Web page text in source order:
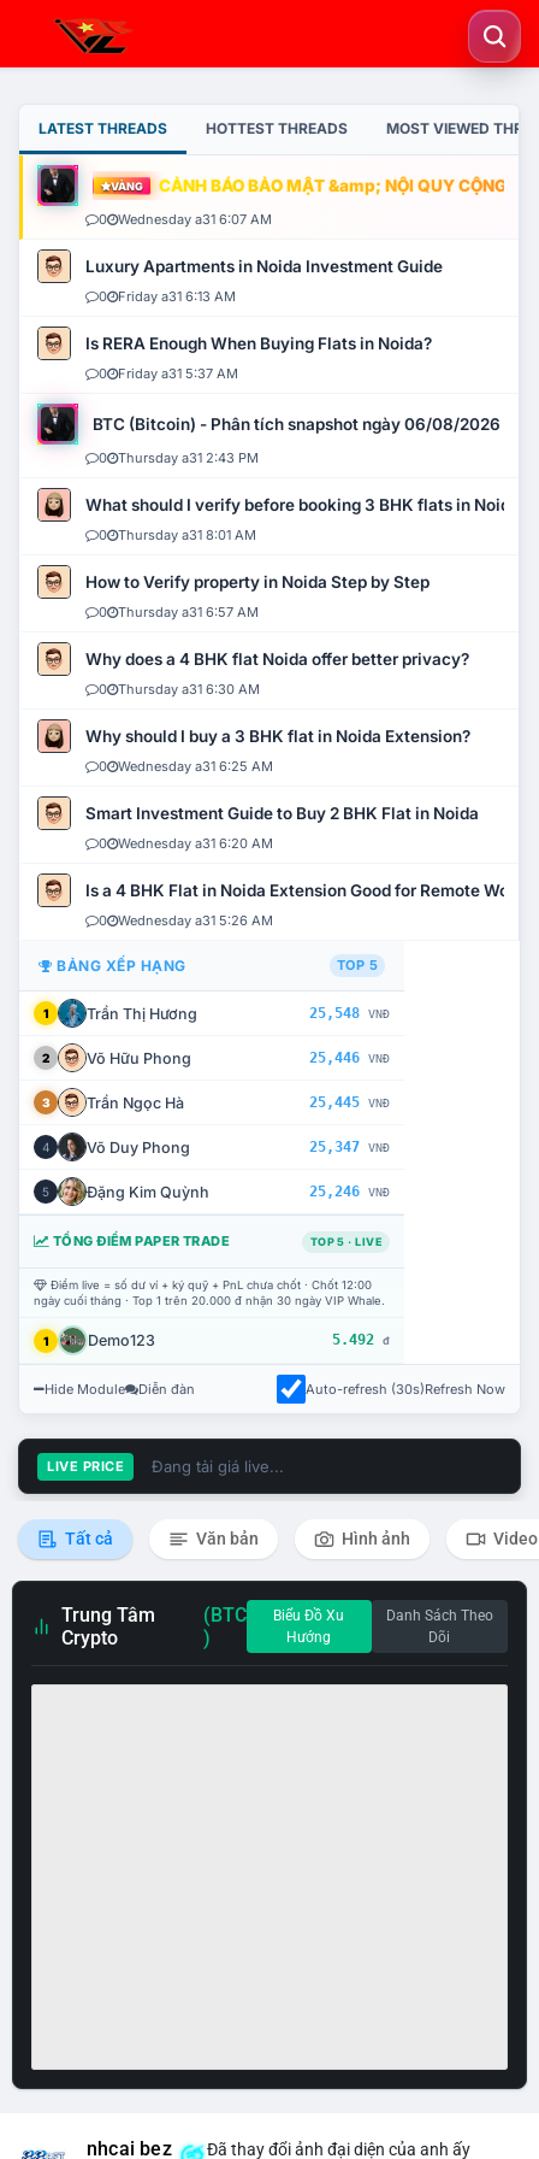
LATEST THREADS HOTTEST THREADS MOST VIEWED
VÀNG CẢNH BÁO BẢO MẬT &amp; NỘI QUY CỘNG
0 Wednesday a31 6:07 AM
Luxury Apartments in Noida Investment Guide
0 Friday a31 6:13 AM
Is RERA Enough When Buying Flats in Noida?
0 Friday a31 5:37 AM
BTC (Bitcoin) - Phân tích snapshot ngày 06/08/2026
0 Thursday a31 2:43 PM
What should I verify before booking 3 BHK flats in Noida?
0 Thursday a31 8:01 AM
How to Verify property in Noida Step by Step
0 Thursday a31 6:57 AM
Why does a 4 BHK flat Noida offer better privacy?
0 Thursday a31 6:30 AM
Why should I buy a 3 BHK flat in Noida Extension?
0 Wednesday a31 6:25 AM
Smart Investment Guide to Buy 2 BHK Flat in Noida
0 Wednesday a31 6:20 AM
Is a 4 BHK Flat in Noida Extension Good for Remote Work?
0 Wednesday a31 5:26 AM
BẢNG XẾP HẠNG TOP 5
1 Trần Thị Hương 25,548 VNĐ
2 Võ Hữu Phong 25,446 VNĐ
3 Trần Ngọc Hà 25,445 VNĐ
4 Võ Duy Phong 25,347 VNĐ
5 Đặng Kim Quỳnh 25,246 VNĐ
TỔNG ĐIỂM PAPER TRADE TOP 5 · LIVE
Điểm live = số dư ví + ký quỹ + PnL chưa chốt · Chốt 12:00
ngày cuối tháng · Top 1 trên 20.000 đ nhận 30 ngày VIP Whale.
1 Demo123 5.492 đ
Hide Module Diễn đàn Auto-refresh (30s)Refresh Now
LIVE PRICE Đang tải giá live...
Tất cả Văn bản Hình ảnh Video
Trung Tâm
Crypto
(BTC
)
Biểu Đồ Xu
Hướng
Danh Sách Theo
Dõi
nhcai bez Đã thay đổi ảnh đại diện của anh ấy